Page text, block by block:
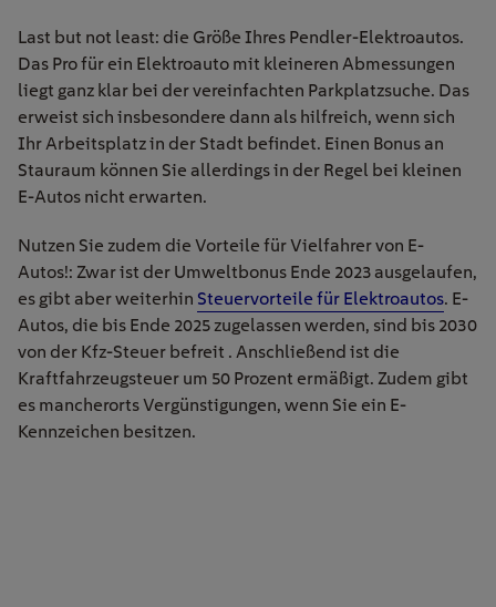
Last but not least: die Größe Ihres Pendler-Elektroautos.
Das Pro für ein Elektroauto mit kleineren Abmessungen
liegt ganz klar bei der vereinfachten Parkplatzsuche. Das
erweist sich insbesondere dann als hilfreich, wenn sich
Ihr Arbeitsplatz in der Stadt befindet. Einen Bonus an
Stauraum können Sie allerdings in der Regel bei kleinen
E-Autos nicht erwarten.
Nutzen Sie zudem die Vorteile für Vielfahrer von E-
Autos!: Zwar ist der Umweltbonus Ende 2023 ausgelaufen,
es gibt aber weiterhin Steuervorteile für Elektroautos. E-
Autos, die bis Ende 2025 zugelassen werden, sind bis 2030
von der Kfz-Steuer befreit . Anschließend ist die
Kraftfahrzeugsteuer um 50 Prozent ermäßigt. Zudem gibt
es mancherorts Vergünstigungen, wenn Sie ein E-
Kennzeichen besitzen.